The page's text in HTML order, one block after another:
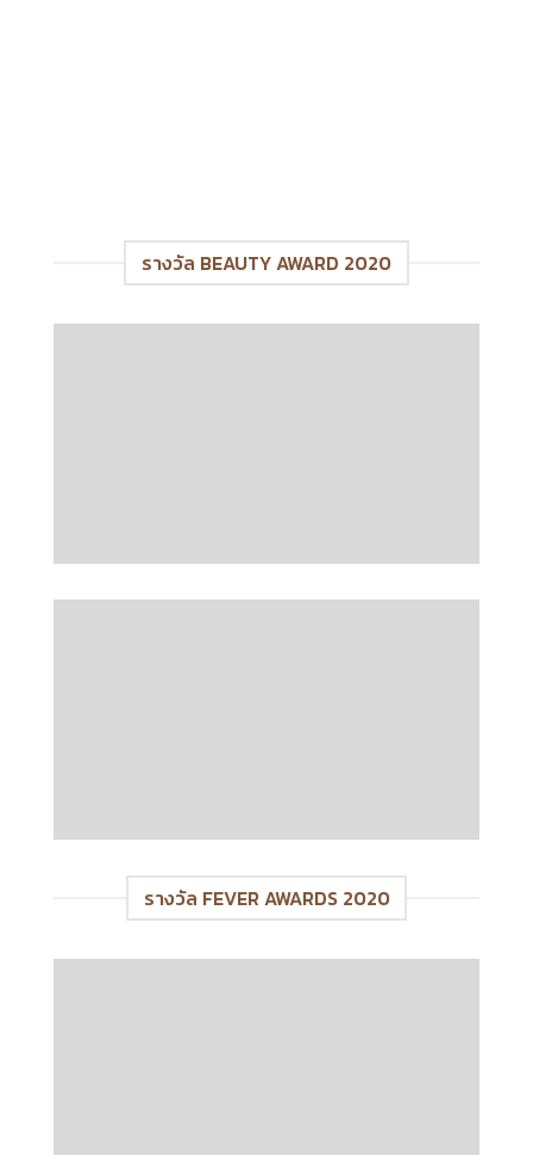
รางวัล BEAUTY AWARD 2020
รางวัล FEVER AWARDS 2020